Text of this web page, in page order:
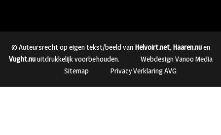
© Auteursrecht op eigen tekst/beeld van Helvoirt.net, Haaren.nuen
Vught.nuuitdrukkelijk voorbehouden.
Webdesign Vanoo Media
Sitemap
Privacy Verklaring AVG